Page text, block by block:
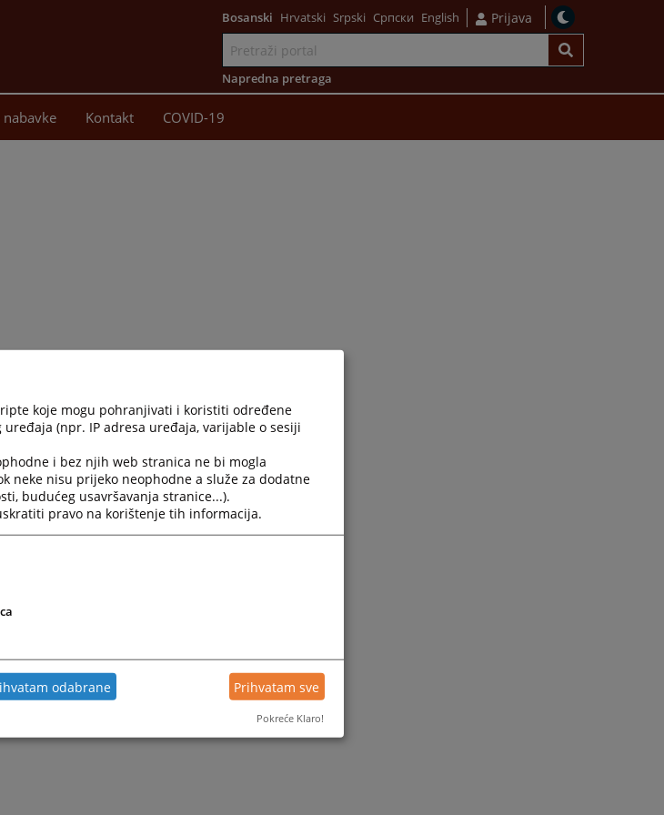
Bosanski Hrvatski Srpski Српски English Prijava
Napredna pretraga
nabavke Kontakt COVID-19
koje mogu pohranjivati i koristiti određene
(npr. IP adresa uređaja, varijable o sesiji
i bez njih web stranica ne bi mogla
neke nisu prijeko neophodne a služe za dodatne
budućeg usavršavanja stranice...).
pravo na korištenje tih informacija.
odabrane Prihvatam sve
Pokreće Klaro!